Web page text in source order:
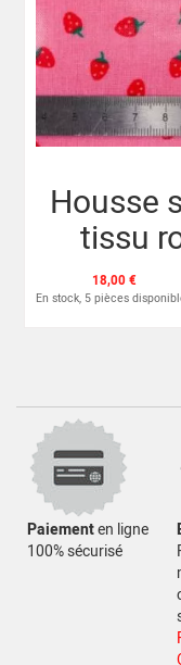
Housse
tissu
18,00 €
En stock, 5 pièces
Paiementen ligne
100% sécurisé